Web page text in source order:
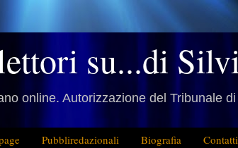
su...di
online. Autorizzazione del Tribunale
Pubbliredazionali Biografia Contatti